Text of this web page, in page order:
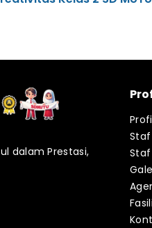
dalam Prestasi,